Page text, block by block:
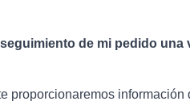
de mi pedido una
proporcionaremos